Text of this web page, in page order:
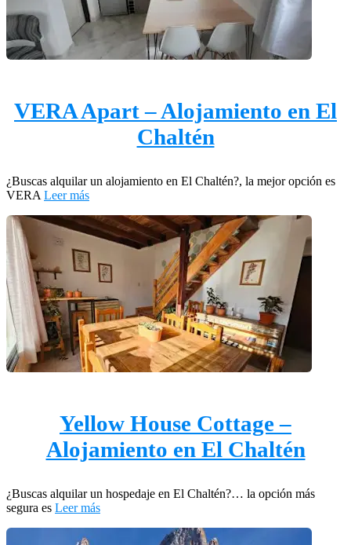
VERA Apart – Alojamiento en El
Chaltén
¿Buscas alquilar un alojamiento en El Chaltén?, la mejor opción es
VERA Leer más
Yellow House Cottage –
Alojamiento en El Chaltén
¿Buscas alquilar un hospedaje en El Chaltén?… la opción más
segura es Leer más